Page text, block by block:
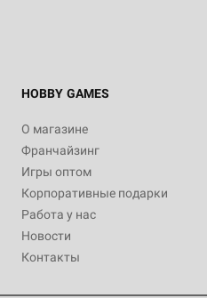
HOBBY GAMES
О магазине
Франчайзинг
Игры оптом
Корпоративные подарки
Работа у нас
Новости
Контакты